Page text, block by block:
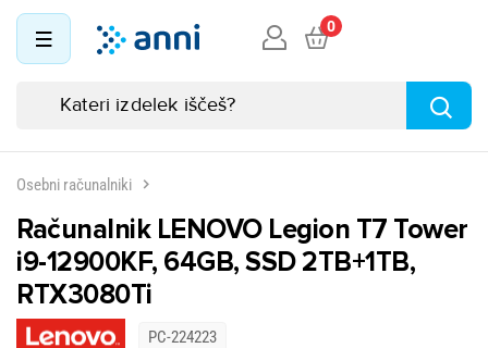
0
Osebni računalniki
Računalnik LENOVO Legion T7 Tower
i9-12900KF, 64GB, SSD 2TB+1TB,
RTX3080Ti
PC-224223